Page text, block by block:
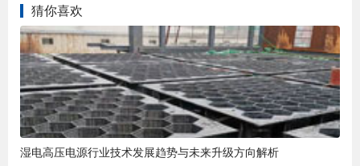
猜你喜欢
湿电高压电源行业技术发展趋势与未来升级方向解析